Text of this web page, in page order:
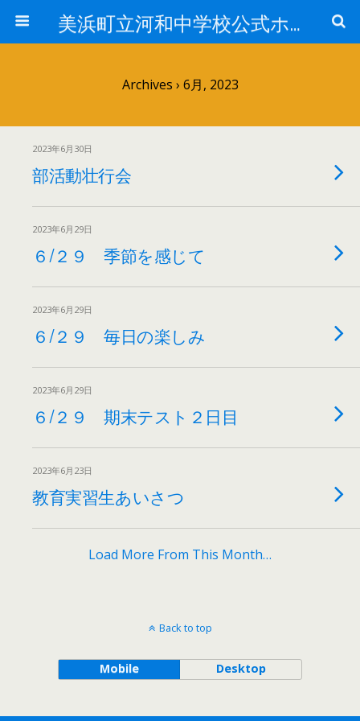
美浜町立河和中学校公式ホームページ
Archives › 6月, 2023
2023年6月30日
部活動壮行会
2023年6月29日
６/２９ 季節を感じて
2023年6月29日
６/２９ 毎日の楽しみ
2023年6月29日
６/２９ 期末テスト２日目
2023年6月23日
教育実習生あいさつ
Load More From This Month…
Back to top
Mobile Desktop